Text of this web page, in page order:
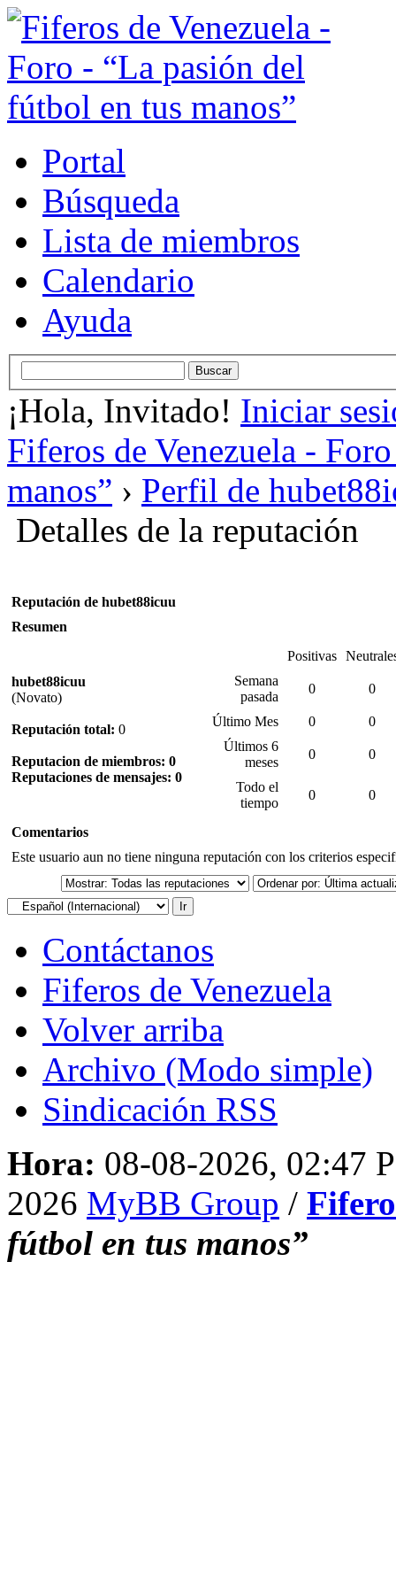
Portal
Búsqueda
Lista de miembros
Calendario
Ayuda
¡Hola, Invitado! Iniciar
Fiferos de Venezuela -
manos” › Perfil de
Detalles de la reputación
Reputación de hubet88icuu
Resumen
hubet88icuu
(Novato)
Reputación total: 0
Reputacion de miembros: 0
Reputaciones de mensajes: 0
Positivas
Semana
pasada
0 0
Último Mes 0
0
Últimos 6
meses
0 0
Todo el
tiempo
0 0
Comentarios
Este usuario aun no tiene ninguna reputación con los criterios
Contáctanos
Fiferos de Venezuela
Volver arriba
Archivo (Modo simple)
Sindicación RSS
Hora: 08-08-2026, 02:47
2026 MyBB Group /
fútbol en tus manos”